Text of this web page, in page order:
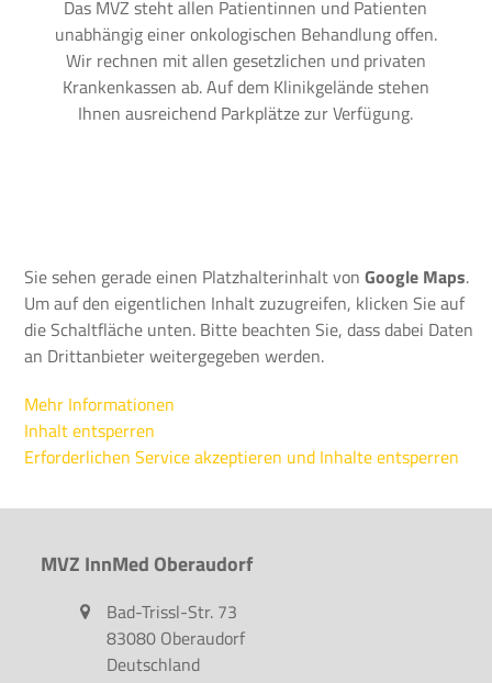
Das MVZ steht allen Patientinnen und Patienten
unabhängig einer onkologischen Behandlung offen.
Wir rechnen mit allen gesetzlichen und privaten
Krankenkassen ab. Auf dem Klinikgelände stehen
Ihnen ausreichend Parkplätze zur Verfügung.
Sie sehen gerade einen Platzhalterinhalt vonGoogle Maps.
Um auf den eigentlichen Inhalt zuzugreifen, klicken Sie auf
die Schaltfläche unten. Bitte beachten Sie, dass dabei Daten
an Drittanbieter weitergegeben werden.
Mehr Informationen
Inhalt entsperren
Erforderlichen Service akzeptieren und Inhalte entsperren
MVZ InnMed Oberaudorf
Bad-Trissl-Str. 73
83080 Oberaudorf
Deutschland